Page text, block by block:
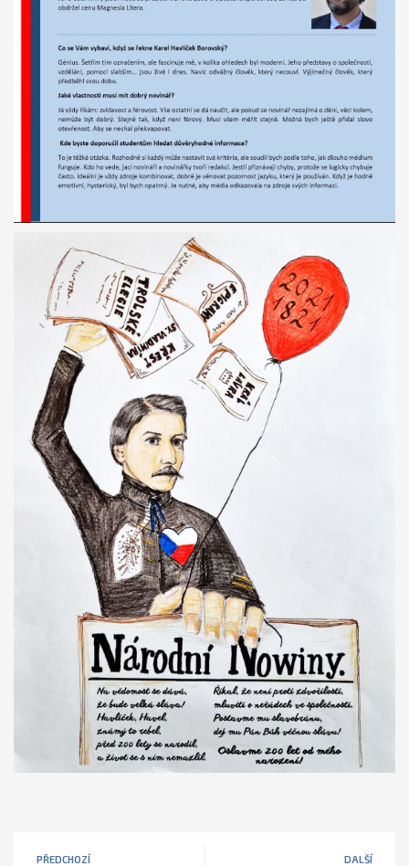
PŘEDCHOZÍ DALŠÍ